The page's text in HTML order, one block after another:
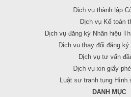
Dịch vụ thành lập
Dịch vụ Kế toán
Dịch vụ đăng ký Nhãn hiệu
Dịch vụ thay đổi đăng ký
Dịch vụ tư vấn
Dịch vụ xin giấy
Luật sư tranh tụng Hình
DANH MỤC